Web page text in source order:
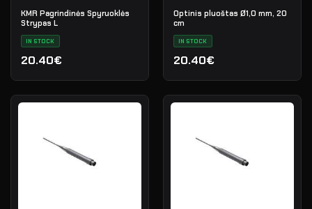
KMR Pagrindinės Spyruoklės
Strypas L
IN STOCK
20.40€
Optinis pluoštas Ø1,0 mm, 20
cm
IN STOCK
20.40€